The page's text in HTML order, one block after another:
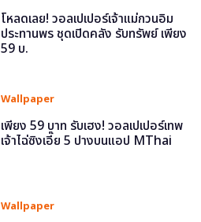
โหลดเลย! วอลเปเปอร์เจ้าแม่กวนอิม
ประทานพร ชุดเปิดคลัง รับทรัพย์ เพียง
59 บ.
Wallpaper
เพียง 59 บาท รับเฮง! วอลเปเปอร์เทพ
เจ้าไฉ่ซิงเอี๊ย 5 ปางบนแอป MThai
Wallpaper